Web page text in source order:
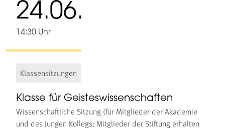
24.06.
14:30 Uhr
Klassensitzungen
Klasse für Geisteswissenschaften
Wissenschaftliche Sitzung (für Mitglieder der Akademie
und des Jungen Kollegs; Mitglieder der Stiftung erhalten